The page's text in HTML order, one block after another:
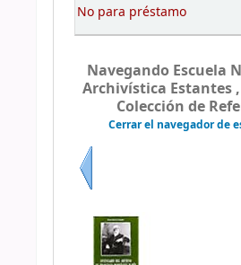
No para préstamo
Navegando Escuela
Archivística Estantes
Colección de
Cerrar el navegador de